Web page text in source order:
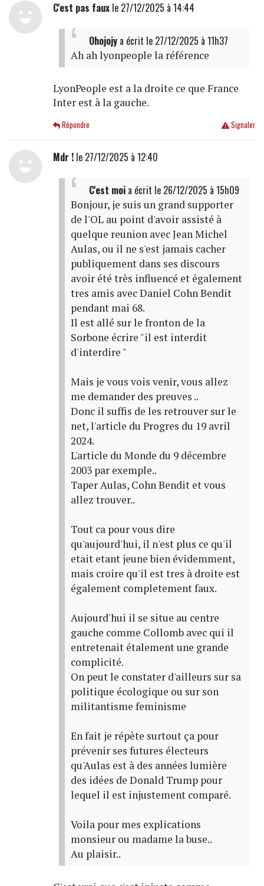
C'est pas fauxle 27/12/2025 à 14:44
Ohojojya écrit le 27/12/2025 à 11h37
Ah ah lyonpeople la référence
LyonPeople est a la droite ce que France
Inter est à la gauche.
Signaler
Répondre
Mdr !le 27/12/2025 à 12:40
C'est moia écrit le 26/12/2025 à 15h09
Bonjour, je suis un grand supporter
de l'OL au point d'avoir assisté à
quelque reunion avec Jean Michel
Aulas, ou il ne s'est jamais cacher
publiquement dans ses discours
avoir été très influencé et également
tres amis avec Daniel Cohn Bendit
pendant mai 68.
Il est allé sur le fronton de la
Sorbone écrire "il est interdit
d'interdire "
Mais je vous vois venir, vous allez
me demander des preuves ..
Donc il suffis de les retrouver sur le
net, l'article du Progres du 19 avril
2024.
L'article du Monde du 9 décembre
2003 par exemple..
Taper Aulas, Cohn Bendit et vous
allez trouver..
Tout ca pour vous dire
qu'aujourd'hui, il n'est plus ce qu'il
etait etant jeune bien évidemment,
mais croire qu'il est tres à droite est
également completement faux.
Aujourd'hui il se situe au centre
gauche comme Collomb avec qui il
entretenait étalement une grande
complicité.
On peut le constater d'ailleurs sur sa
politique écologique ou sur son
militantisme feminisme
En fait je répète surtout ça pour
prévenir ses futures électeurs
qu'Aulas est à des années lumière
des idées de Donald Trump pour
lequel il est injustement comparé.
Voila pour mes explications
monsieur ou madame la buse..
Au plaisir..